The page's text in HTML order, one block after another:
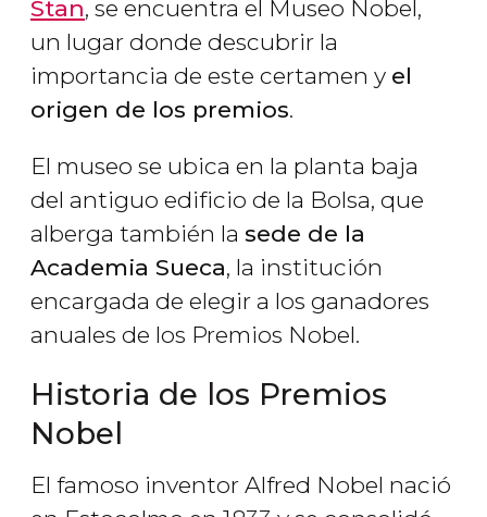
Stan, se encuentra el Museo Nobel,
un lugar donde descubrir la
importancia de este certamen y el
origen de los premios.
El museo se ubica en la planta baja
del antiguo edificio de la Bolsa, que
alberga también la sede de la
Academia Sueca, la institución
encargada de elegir a los ganadores
anuales de los Premios Nobel.
Historia de los Premios
Nobel
El famoso inventor Alfred Nobel nació